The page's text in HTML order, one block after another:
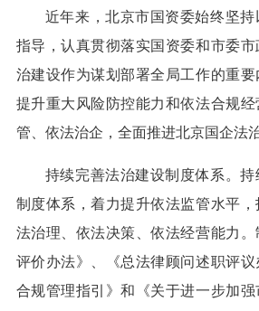
近年来，北京市国资委始终坚
指导，认真贯彻落实国资委和市委
治建设作为谋划部署全局工作的重
提升重大风险防控能力和依法合规
管、依法治企，全面推进北京国企法
持续完善法治建设制度体系。
制度体系，着力提升依法监管水平
法治理、依法决策、依法经营能力
评价办法》、《总法律顾问述职评
合规管理指引》和《关于进一步加